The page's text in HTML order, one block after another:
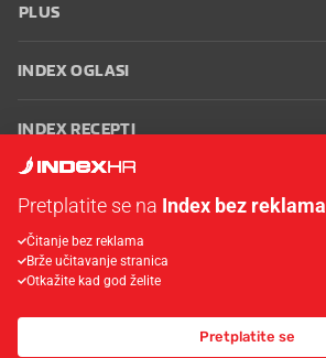
PLUS
INDEX OGLASI
INDEX RECEPTI
Oglašavanje Zaposli se na Indexu
korištenja
Postavke kolačića
Pretplatite se na Index bez reklama
Čitanje bez reklama
Brže učitavanje stranica
Otkažite kad god želite
Pretplatite se